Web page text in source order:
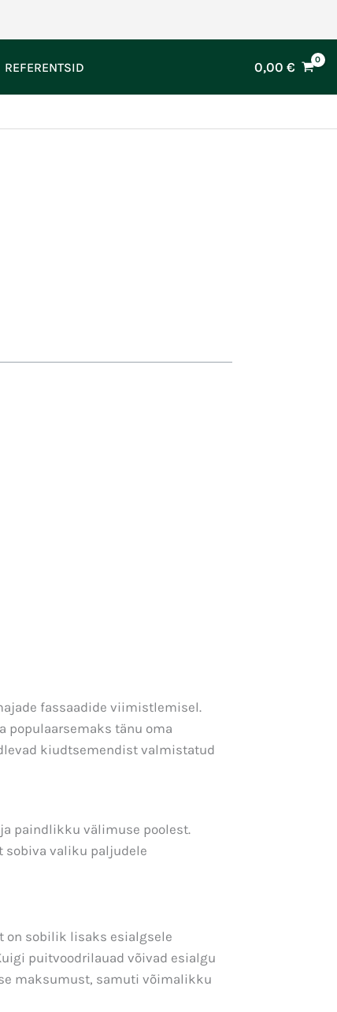
REFERENTSID 0,00€
fassaadide viimistlemisel.
populaarsemaks tänu oma
kiudtsemendist valmistatud
paindlikku välimuse poolest.
sobiva valiku paljudele
on sobilik lisaks esialgsele
puitvoodrilauad võivad esialgu
maksumust, samuti võimalikku